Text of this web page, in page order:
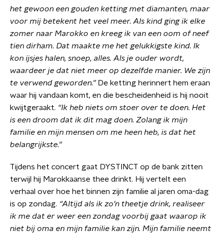
het gewoon een gouden ketting met diamanten, maar
voor mij betekent het veel meer. Als kind ging ik elke
zomer naar Marokko en kreeg ik van een oom of neef
tien dirham. Dat maakte me het gelukkigste kind. Ik
kon ijsjes halen, snoep, alles. Als je ouder wordt,
waardeer je dat niet meer op dezelfde manier. We zijn
te verwend geworden.” De ketting herinnert hem eraan
waar hij vandaan komt, en die bescheidenheid is hij nooit
kwijtgeraakt. “Ik heb niets om stoer over te doen. Het
is een droom dat ik dit mag doen. Zolang ik mijn
familie en mijn mensen om me heen heb, is dat het
belangrijkste.”
Tijdens het concert gaat DYSTINCT op de bank zitten
terwijl hij Marokkaanse thee drinkt. Hij vertelt een
verhaal over hoe het binnen zijn familie al jaren oma-dag
is op zondag. “Altijd als ik zo’n theetje drink, realiseer
ik me dat er weer een zondag voorbij gaat waarop ik
niet bij oma en mijn familie kan zijn. Mijn familie neemt